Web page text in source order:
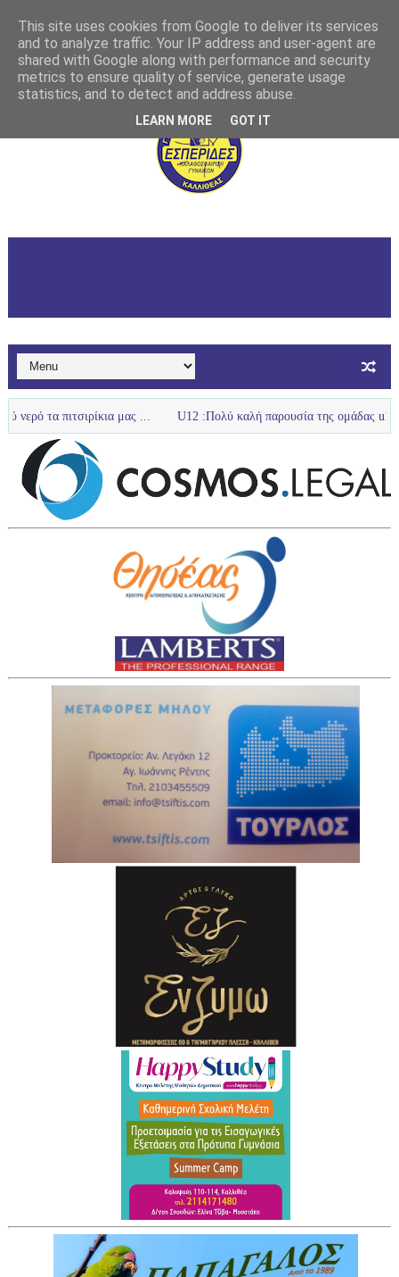
μας ... U12 :Πολύ καλή παρουσία της ομάδας u12 στο τουρνουά με
This site uses cookies from Google to deliver its services
and to analyze traffic. Your IP address and user-agent are
shared with Google along with performance and security
metrics to ensure quality of service, generate usage
statistics, and to detect and address abuse.
LEARN MORE GOT IT